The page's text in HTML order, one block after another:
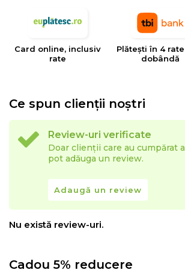
Card online, inclusiv
rate
Plătești în 4
dobândă
Ce spun clienții noștri
Review-uri verificate
Doar clienții care au cumpărat
pot adăuga un review.
Adaugă un review
Nu există review-uri.
Cadou 5% reducere